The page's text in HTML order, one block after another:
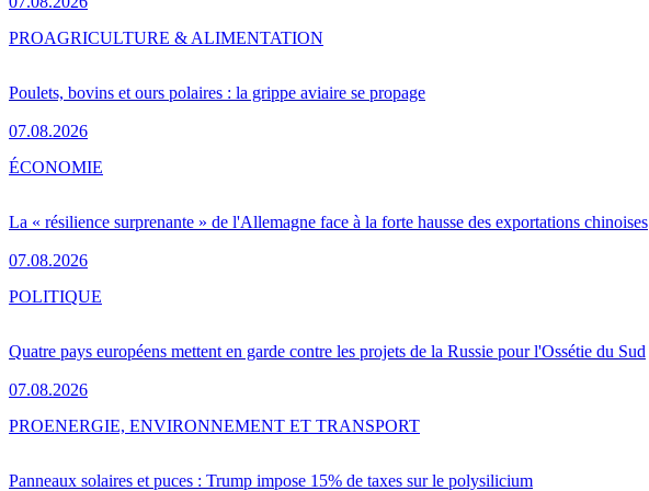
Poulets, bovins et ours polaires : la grippe aviaire se propage
07.08.2026
PROAGRICULTURE & ALIMENTATION
La « résilience surprenante » de l'Allemagne face à la forte hausse des exportations chinoises
07.08.2026
ÉCONOMIE
Quatre pays européens mettent en garde contre les projets de la Russie pour l'Ossétie du Sud
07.08.2026
POLITIQUE
Panneaux solaires et puces : Trump impose 15% de taxes sur le polysilicium
PROENERGIE, ENVIRONNEMENT ET TRANSPORT